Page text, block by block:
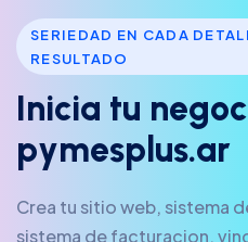
SERIEDAD EN CADA
RESULTADO
Inicia tu negoc
pymesp us.ar
Crea tu sitio web, sistema
sistema de facturacion,